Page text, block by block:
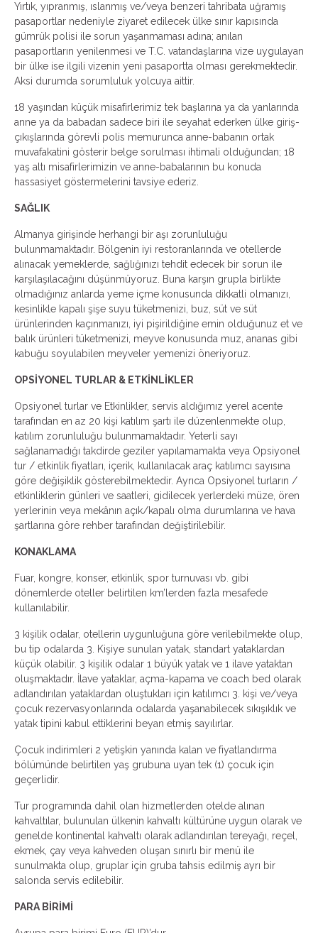
Yırtık, yıpranmış, ıslanmış ve/veya benzeri tahribata uğramış
pasaportlar nedeniyle ziyaret edilecek ülke sınır kapısında
gümrük polisi ile sorun yaşanmaması adına; anılan
pasaportların yenilenmesi ve T.C. vatandaşlarına vize uygulayan
bir ülke ise ilgili vizenin yeni pasaportta olması gerekmektedir.
Aksi durumda sorumluluk yolcuya aittir.
18 yaşından küçük misafirlerimiz tek başlarına ya da yanlarında
anne ya da babadan sadece biri ile seyahat ederken ülke giriş-
çıkışlarında görevli polis memurunca anne-babanın ortak
muvafakatini gösterir belge sorulması ihtimali olduğundan; 18
yaş altı misafirlerimizin ve anne-babalarının bu konuda
hassasiyet göstermelerini tavsiye ederiz.
SAĞLIK
Almanya girişinde herhangi bir aşı zorunluluğu
bulunmamaktadır. Bölgenin iyi restoranlarında ve otellerde
alınacak yemeklerde, sağlığınızı tehdit edecek bir sorun ile
karşılaşılacağını düşünmüyoruz. Buna karşın grupla birlikte
olmadığınız anlarda yeme içme konusunda dikkatli olmanızı,
kesinlikle kapalı şişe suyu tüketmenizi, buz, süt ve süt
ürünlerinden kaçınmanızı, iyi pişirildiğine emin olduğunuz et ve
balık ürünleri tüketmenizi, meyve konusunda muz, ananas gibi
kabuğu soyulabilen meyveler yemenizi öneriyoruz.
OPSİYONEL TURLAR & ETKİNLİKLER
Opsiyonel turlar ve Etkinlikler, servis aldığımız yerel acente
tarafından en az 20 kişi katılım şartı ile düzenlenmekte olup,
katılım zorunluluğu bulunmamaktadır. Yeterli sayı
sağlanamadığı takdirde geziler yapılamamakta veya Opsiyonel
tur / etkinlik fiyatları, içerik, kullanılacak araç katılımcı sayısına
göre değişiklik gösterebilmektedir. Ayrıca Opsiyonel turların /
etkinliklerin günleri ve saatleri, gidilecek yerlerdeki müze, ören
yerlerinin veya mekânın açık/kapalı olma durumlarına ve hava
şartlarına göre rehber tarafından değiştirilebilir.
KONAKLAMA
Fuar, kongre, konser, etkinlik, spor turnuvası vb. gibi
dönemlerde oteller belirtilen km’lerden fazla mesafede
kullanılabilir.
3 kişilik odalar, otellerin uygunluğuna göre verilebilmekte olup,
bu tip odalarda 3. Kişiye sunulan yatak, standart yataklardan
küçük olabilir. 3 kişilik odalar 1 büyük yatak ve 1 ilave yataktan
oluşmaktadır. İlave yataklar, açma-kapama ve coach bed olarak
adlandırılan yataklardan oluştukları için katılımcı 3. kişi ve/veya
çocuk rezervasyonlarında odalarda yaşanabilecek sıkışıklık ve
yatak tipini kabul ettiklerini beyan etmiş sayılırlar.
Çocuk indirimleri 2 yetişkin yanında kalan ve fiyatlandırma
bölümünde belirtilen yaş grubuna uyan tek (1) çocuk için
geçerlidir.
Tur programında dahil olan hizmetlerden otelde alınan
kahvaltılar, bulunulan ülkenin kahvaltı kültürüne uygun olarak ve
genelde kontinental kahvaltı olarak adlandırılan tereyağı, reçel,
ekmek, çay veya kahveden oluşan sınırlı bir menü ile
sunulmakta olup, gruplar için gruba tahsis edilmiş ayrı bir
salonda servis edilebilir.
PARA BİRİMİ